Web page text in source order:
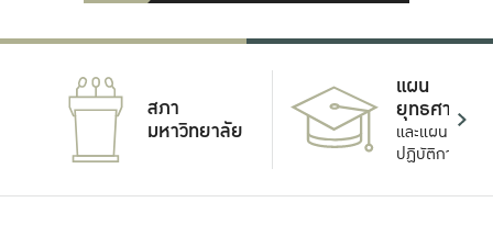
สภา
มหาวิทยาลัย
แผน
ยุทธศาสตร์
และแผน
ปฏิบัติการ